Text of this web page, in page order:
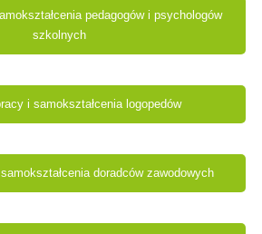
pedagogów i psychologów
szkolnych
i samokształcenia logopedów
doradców zawodowych